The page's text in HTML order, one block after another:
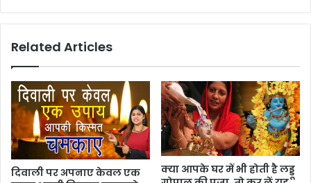
Related Articles
दिवाली पर अपनाए केवल एक
क्या आपके घर में भी होती है लड्डू